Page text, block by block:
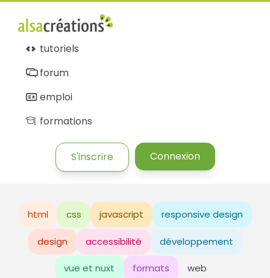
tutoriels
forum
emploi
formations
S'inscrire Connexion
html css javascript responsive design
design accessibilité développement
vue et nuxt formats web